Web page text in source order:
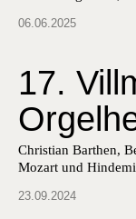
06.06.2025
17.
Chris­t­ian Barthen,
Mozart und
23.09.2024